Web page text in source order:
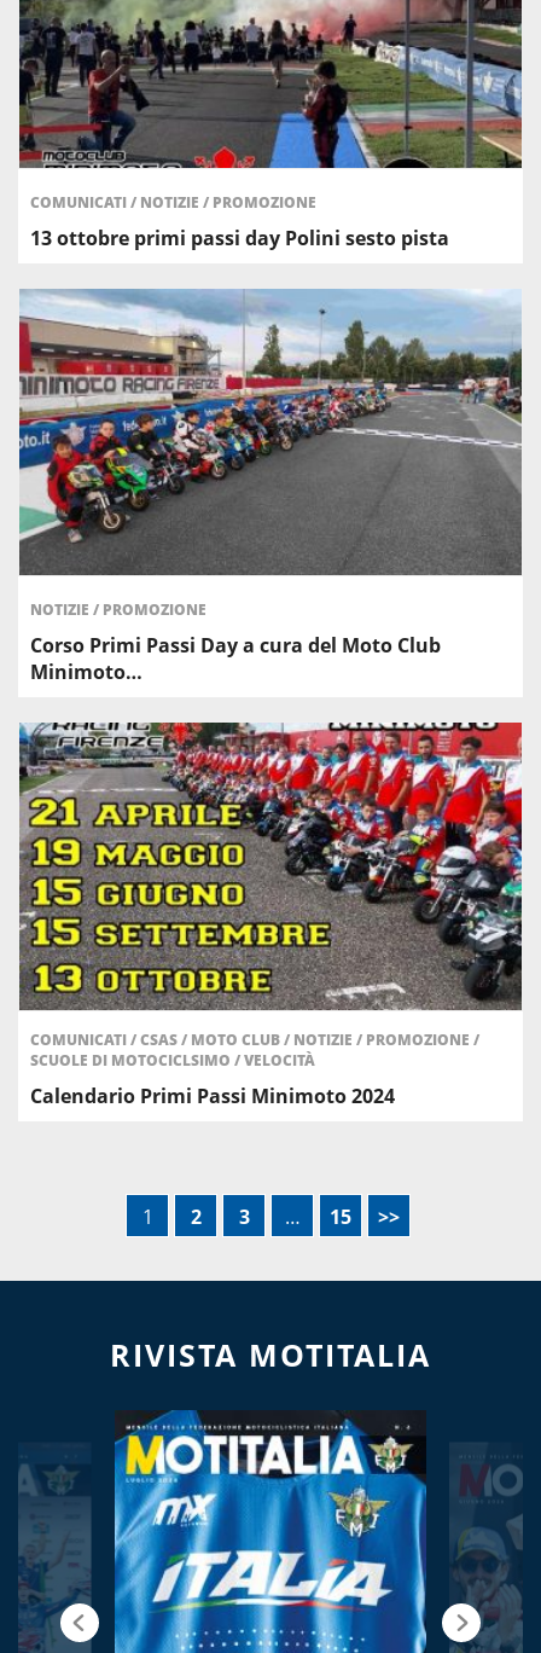
COMUNICATI/ NOTIZIE / PROMOZIONE
13 ottobre primi passi day Polini sesto pista
NOTIZIE / PROMOZIONE
Corso Primi Passi Day a cura del Moto Club
Minimoto…
COMUNICATI/CSAS/ MOTO CLUB/ NOTIZIE / PROMOZIONE /
SCUOLE DI MOTOCICLSIMO /VELOCITÀ
Calendario Primi Passi Minimoto 2024
1 2 3 … 15 >>
RIVISTA MOTITALIA